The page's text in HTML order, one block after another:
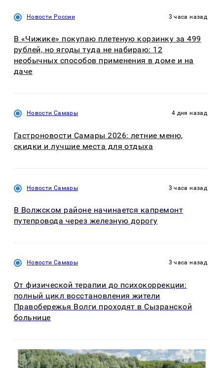
Новости России 3 часа назад
В «Чижике» покупаю плетеную корзинку за 499
рублей, но ягоды туда не набираю: 12
необычных способов применения в доме и на
даче
Новости Самары 4 дня назад
Гастроновости Самары 2026: летние меню,
скидки и лучшие места для отдыха
Новости Самары 3 часа назад
В Волжском районе начинается капремонт
путепровода через железную дорогу
Новости Самары 3 часа назад
От физической терапии до психокоррекции:
полный цикл восстановления жители
Правобережья Волги проходят в Сызранской
больнице